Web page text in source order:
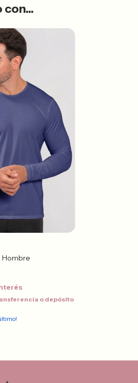
Hombre
o depósito